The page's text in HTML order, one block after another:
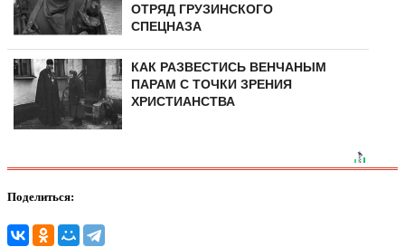
ОТРЯД ГРУЗИНСКОГО
СПЕЦНАЗА
КАК РАЗВЕСТИСЬ ВЕНЧАНЫМ
ПАРАМ С ТОЧКИ ЗРЕНИЯ
ХРИСТИАНСТВА
Поделиться: